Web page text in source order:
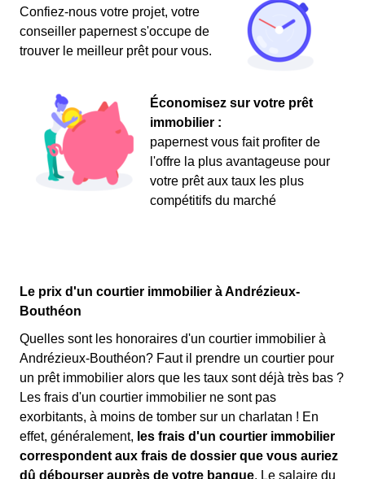
Confiez-nous votre projet, votre
conseiller papernest s'occupe de
trouver le meilleur prêt pour vous.
Économisez sur votre prêt
immobilier :
papernest vous fait profiter de
l'offre la plus avantageuse pour
votre prêt aux taux les plus
compétitifs du marché
Le prix d'un courtier immobilier à Andrézieux-
Bouthéon
Quelles sont les honoraires d'un courtier immobilier à
Andrézieux-Bouthéon? Faut il prendre un courtier pour
un prêt immobilier alors que les taux sont déjà très bas ?
Les frais d'un courtier immobilier ne sont pas
exorbitants, à moins de tomber sur un charlatan ! En
effet, généralement, les frais d'un courtier immobilier
correspondent aux frais de dossier que vous auriez
dû débourser auprès de votre banque. Le salaire du